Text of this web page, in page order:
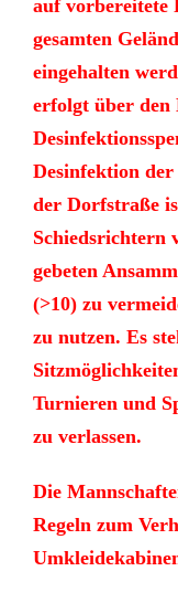
auf vorbereitete
gesamten
eingehalten
erfolgt über den
Desinfektion
der Dorfstraße
Schiedsrichtern
gebeten
(>10) zu
zu nutzen. Es
Turnieren und
zu verlassen.
Die
Regeln zum